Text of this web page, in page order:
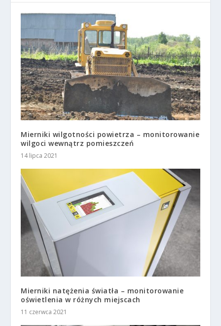
Mierniki wilgotności powietrza – monitorowanie
wilgoci wewnątrz pomieszczeń
14 lipca 2021
Mierniki natężenia światła – monitorowanie
oświetlenia w różnych miejscach
11 czerwca 2021